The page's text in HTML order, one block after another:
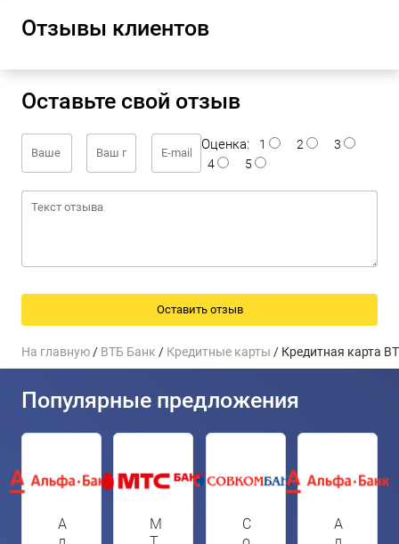
Отзывы клиентов
Оставьте свой отзыв
Оценка: 1 2
3
4
5
На главную / ВТБ Банк / Кредитные карты / Кредитная карта
Популярные предложения
А
М
С
А